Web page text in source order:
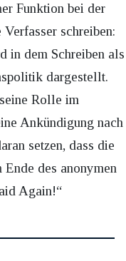
Funktion bei der
schreiben:
in dem Schreiben als
dargestellt.
Rolle im
Ankündigung nach
setzen, dass die
des anonymen
Again!“